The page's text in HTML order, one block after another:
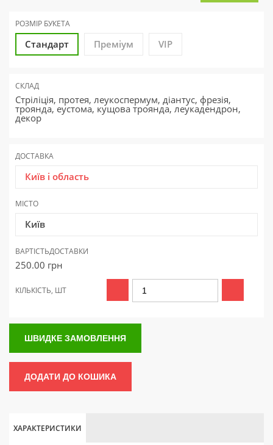
РОЗМІР БУКЕТА
Стандарт Преміум VIP
СКЛАД
Стріліція, протея, леукоспермум, діантус, фрезія,
троянда, еустома, кущова троянда, леукадендрон,
декор
ДОСТАВКА
Київ і область
МІСТО
Київ
ВАРТІСТЬДОСТАВКИ
250.00 грн
КІЛЬКІСТЬ, ШТ
ШВИДКЕ ЗАМОВЛЕННЯ
ДОДАТИ ДО КОШИКА
ХАРАКТЕРИСТИКИ